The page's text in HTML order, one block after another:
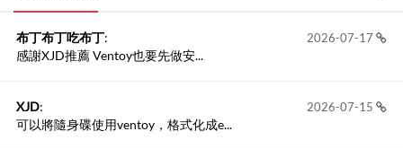
2026-07-17
布丁布丁吃布丁:
感謝XJD推薦 Ventoy也要先做安...
2026-07-15
XJD:
可以將隨身碟使用ventoy，格式化成e...